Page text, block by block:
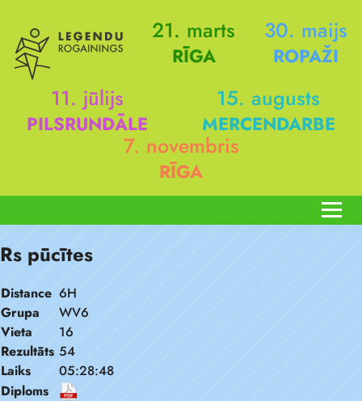
21. marts
RĪGA
30. maijs
ROPAŽI
11. jūlijs
PILSRUNDĀLE
15. augusts
MERCENDARBE
7. novembris
RĪGA
Rs pūcītes
Distance 6H
Grupa
WV6
Vieta
16
Rezultāts 54
Laiks
05:28:48
Diploms